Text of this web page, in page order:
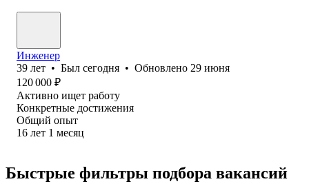
Инженер
39 лет • Был сегодня • Обновлено 29 июня
120 000 ₽
Активно ищет работу
Конкретные достижения
Общий опыт
16 лет 1 месяц
Быстрые фильтры подбора вакансий